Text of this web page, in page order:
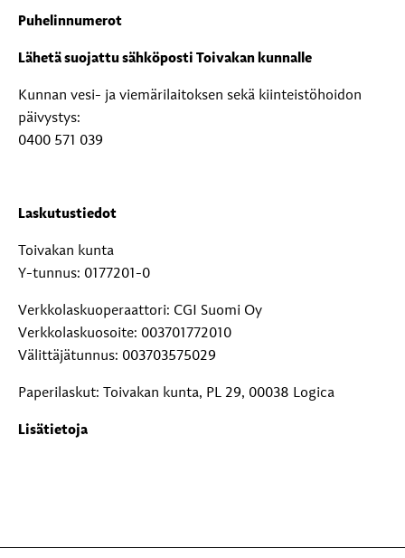
Puhelinnumerot
Lähetä suojattu sähköposti Toivakan kunnalle
Kunnan vesi- ja viemärilaitoksen sekä kiinteistöhoidon
päivystys:
0400 571 039
Laskutustiedot
Toivakan kunta
Y-tunnus: 0177201-0
Verkkolaskuoperaattori: CGI Suomi Oy
Verkkolaskuosoite: 003701772010
Välittäjätunnus: 003703575029
Paperilaskut: Toivakan kunta, PL 29, 00038 Logica
Lisätietoja